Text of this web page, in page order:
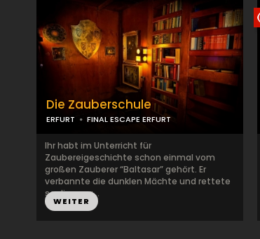
Die Zauberschule
ERFURT FINAL ESCAPE ERFURT
Ihr habt im Unterricht für
Zaubereigeschichte schon einmal vom
großen Zauberer “Baltasar” gehört. Er
verbannte die dunklen Mächte und rettete
so die mag...
WEITER